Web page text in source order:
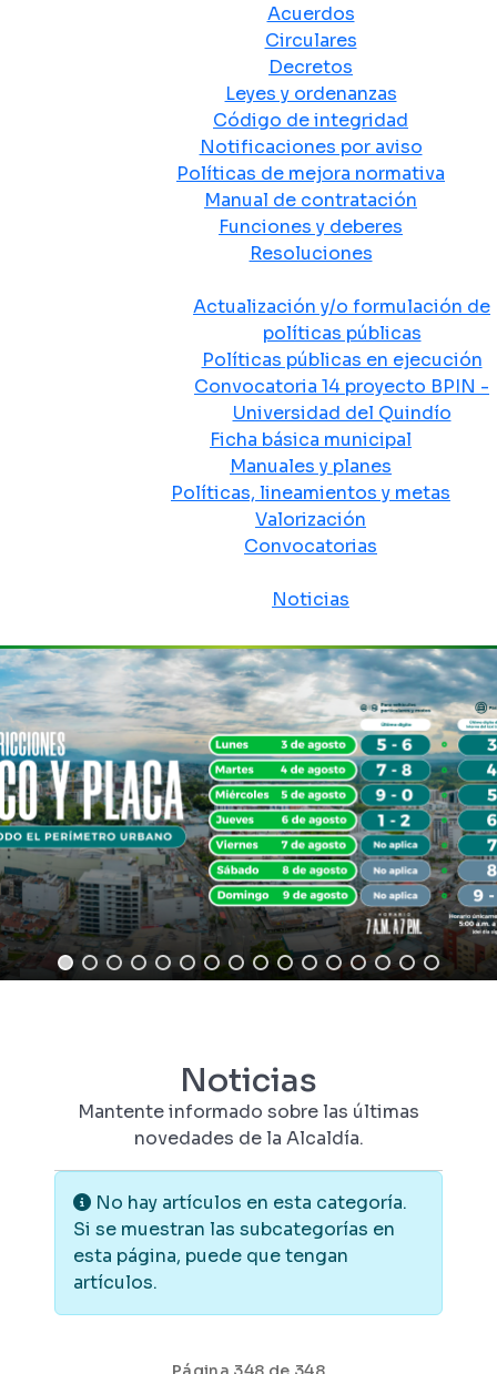
Acuerdos
Circulares
Decretos
Leyes y ordenanzas
Código de integridad
Notificaciones por aviso
Políticas de mejora normativa
Manual de contratación
Funciones y deberes
Resoluciones
Actualización y/o formulación de
políticas públicas
Políticas públicas en ejecución
Convocatoria 14 proyecto BPIN -
Universidad del Quindío
Ficha básica municipal
Manuales y planes
Políticas, lineamientos y metas
Valorización
Convocatorias
Noticias
Noticias
Mantente informado sobre las últimas
novedades de la Alcaldía.
Información
No hay artículos en esta categoría.
Si se muestran las subcategorías en
esta página, puede que tengan
artículos.